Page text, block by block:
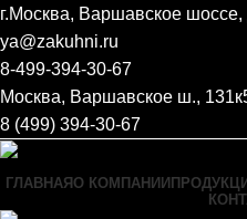
г.Москва, Варшавское
ya@zakuhni.ru
8-499-394-30-67
Москва, Варшавское ш.,
8 (499) 394-30-67
ГЛАВНАЯ О КОМПАНИИ